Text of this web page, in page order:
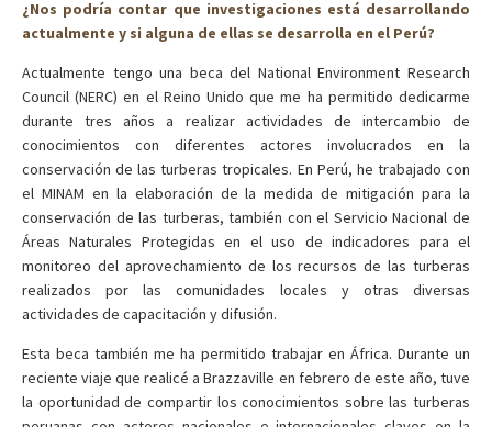
¿Nos podría contar que investigaciones está desarrollando
actualmente y si alguna de ellas se desarrolla en el Perú?
Actualmente tengo una beca del National Environment Research
Council (NERC) en el Reino Unido que me ha permitido dedicarme
durante tres años a realizar actividades de intercambio de
conocimientos con diferentes actores involucrados en la
conservación de las turberas tropicales. En Perú, he trabajado con
el MINAM en la elaboración de la medida de mitigación para la
conservación de las turberas, también con el Servicio Nacional de
Áreas Naturales Protegidas en el uso de indicadores para el
monitoreo del aprovechamiento de los recursos de las turberas
realizados por las comunidades locales y otras diversas
actividades de capacitación y difusión.
Esta beca también me ha permitido trabajar en África. Durante un
reciente viaje que realicé a Brazzaville en febrero de este año, tuve
la oportunidad de compartir los conocimientos sobre las turberas